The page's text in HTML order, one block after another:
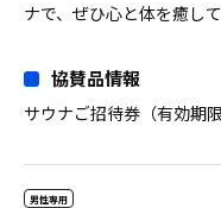
ナで、ぜひ心と体を癒し
協賛品情報
サウナご招待券（有効期
男性専用